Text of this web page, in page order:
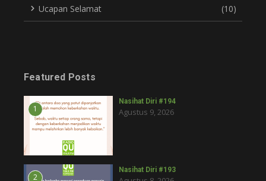
Ucapan Selamat (10)
Featured Posts
1
Nasihat Diri #194
Agustus 9, 2026
2
Nasihat Diri #193